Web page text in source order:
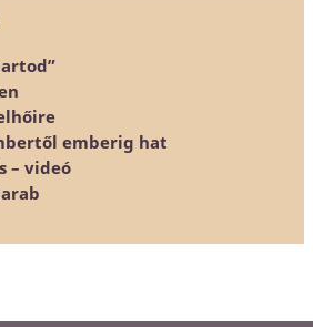
emberig hat
– videó